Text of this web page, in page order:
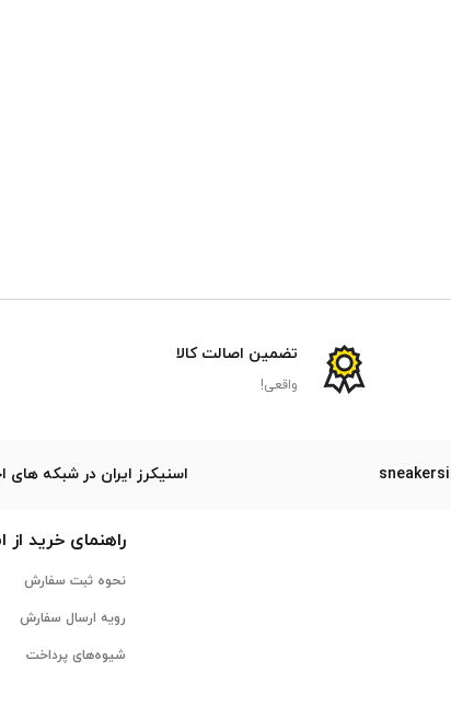
تضمین اصالت کالا
واقعی!
اسنیکرز ایران در شبکه های
راهنمای خرید از
نحوه ثبت سفارش
رویه ارسال سفارش
شیوه‌های پرداخت